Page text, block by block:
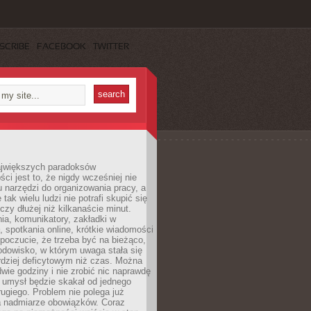
FACEBOOK TWITTER
paradoksów
jest to, że nigdy wcześniej nie
narzędzi do organizowania pracy, a
tak wielu ludzi nie potrafi skupić się
dłużej niż kilkanaście minut.
komunikatory, zakładki w
spotkania online, krótkie wiadomości
że trzeba być na bieżąco,
w którym uwaga stała się
deficytowym niż czas. Można
godziny i nie zrobić nic naprawdę
będzie skakał od jednego
Problem nie polega już
nadmiarze obowiązków. Coraz